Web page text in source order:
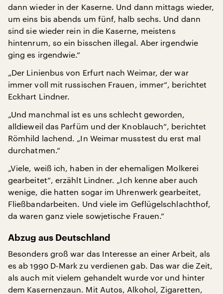
dann wieder in der Kaserne. Und dann mittags wieder,
um eins bis abends um fünf, halb sechs. Und dann
sind sie wieder rein in die Kaserne, meistens
hintenrum, so ein bisschen illegal. Aber irgendwie
ging es irgendwie.“
„Der Linienbus von Erfurt nach Weimar, der war
immer voll mit russischen Frauen, immer“, berichtet
Eckhart Lindner.
„Und manchmal ist es uns schlecht geworden,
alldieweil das Parfüm und der Knoblauch“, berichtet
Römhild lachend. „In Weimar musstest du erst mal
durchatmen.“
„Viele, weiß ich, haben in der ehemaligen Molkerei
gearbeitet“, erzählt Lindner. „Ich kenne aber auch
wenige, die hatten sogar im Uhrenwerk gearbeitet,
Fließbandarbeiten. Und viele im Geflügelschlachthof,
da waren ganz viele sowjetische Frauen.“
Abzug aus Deutschland
Besonders groß war das Interesse an einer Arbeit, als
es ab 1990 D-Mark zu verdienen gab. Das war die Zeit,
als auch mit vielem gehandelt wurde vor und hinter
dem Kasernenzaun. Mit Autos, Alkohol, Zigaretten,